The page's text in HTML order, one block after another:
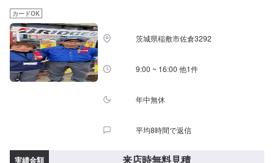
ースに駐車してください。受付はスタッフへ「メンテモで予約しました」と
お伝えください。ご案内いたします。【定休日・営業時間】定休日：日曜
日、祝日、第二土曜日営業時間：8:30~17:30
カードOK
茨城県稲敷市佐倉3292
9:00 ~ 16:00 他1件
年中無休
平均8時間で返信
実績金額 来店時無料見積